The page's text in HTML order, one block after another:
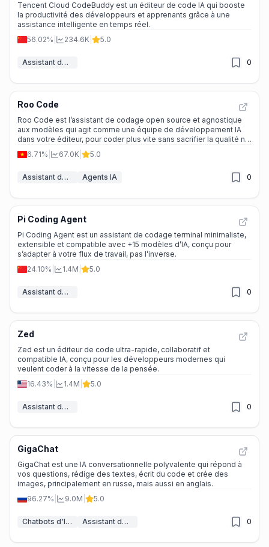
Tencent Cloud CodeBuddy est un éditeur de code IA qui booste
la productivité des développeurs et apprenants grâce à une
assistance intelligente en temps réel.
56.02%
234.6K 5.0
Assistant de code IA 0
Roo Code
Roo Code est l’assistant de codage open source et agnostique
aux modèles qui agit comme une équipe de développement IA
dans votre éditeur, pour coder plus vite sans sacrifier la qualité ni
la sécurité.
6.71% 67.0K 5.0
Assistant de code IA Agents IA 0
Pi Coding Agent
Pi Coding Agent est un assistant de codage terminal minimaliste,
extensible et compatible avec +15 modèles d’IA, conçu pour
s’adapter à votre flux de travail, pas l’inverse.
24.10%
1.4M 5.0
Assistant de code IA 0
Zed
Zed est un éditeur de code ultra-rapide, collaboratif et
compatible IA, conçu pour les développeurs modernes qui
veulent coder à la vitesse de la pensée.
16.43%
1.4M 5.0
Assistant de code IA 0
GigaChat
GigaChat est une IA conversationnelle polyvalente qui répond à
vos questions, rédige des textes, écrit du code et crée des
images, principalement en russe, mais aussi en anglais.
96.27%
9.0M 5.0
Chatbots d'IA & LLM Assistant de code IA 0